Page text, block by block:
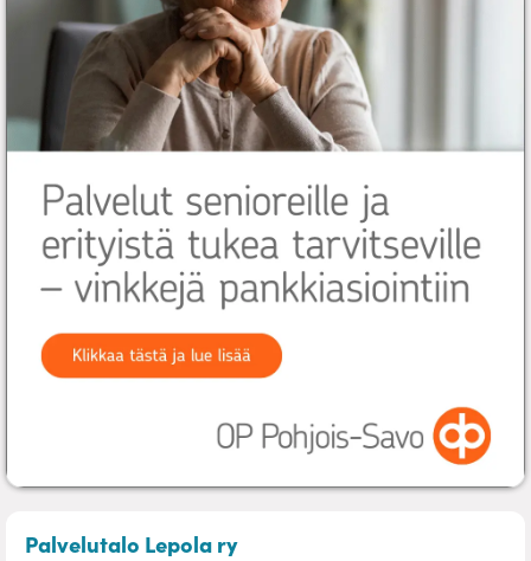
Palvelutalo Lepola ry– Palveluasuminen